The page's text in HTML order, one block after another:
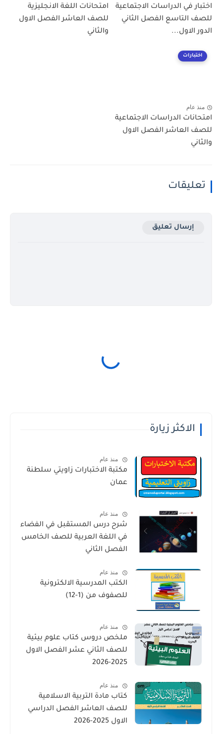
اختبار في الدراسات الاجتماعية
للصف التاسع الفصل الثاني
الدور الاول...
امتحانات اللغة الانجليزية
للصف العاشر الفصل الاول
والثاني
اختبارات
منذ عام
امتحانات الدراسات الاجتماعية
للصف العاشر الفصل الاول
والثاني
تعليقات
إرسال تعليق
الاكثر زيارة
منذ عام
مكتبة الاختبارات زاويتي سلطنة
عمان
منذ عام
شرح درس المستقبل في الفضاء
في اللغة العربية للصف الخامس
الفصل الثاني
منذ عام
الكتب المدرسية الالكترونية
للصفوف من (1-12)
منذ عام
ملخص دروس كتاب علوم بيئية
للصف الثاني عشر الفصل الاول
2025-2026
منذ عام
كتاب مادة التربية الاسلامية
للصف العاشر الفصل الدراسي
الاول 2025-2026